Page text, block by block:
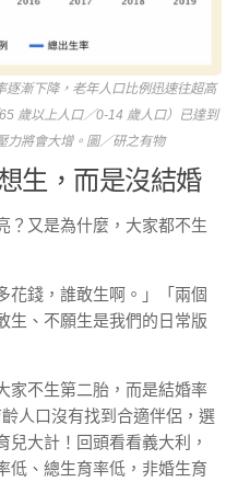
逐漸下降，老年人口比例迅速往超高
歲以上人口／0-14 歲人口）已達到
力將會大增。圖／研之有物
生，而是沒結婚
？又是為什麼，大家都不生
花錢，誰敢生啊。」「兩個
生、不願生是我們的日常版
家不生第二胎，而是結婚率
人口沒有找到合適伴侶，選
大計！回頭看看義大利，
低、總生育率低，非婚生育